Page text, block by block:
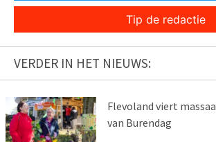
Tip de redactie
VERDER IN HET NIEUWS:
Flevoland viert
van Burendag